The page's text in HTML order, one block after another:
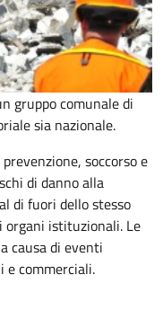
gruppo comunale di
sia nazionale.
soccorso e
di danno alla
di fuori dello stesso
organi istituzionali. Le
causa di eventi
commerciali.